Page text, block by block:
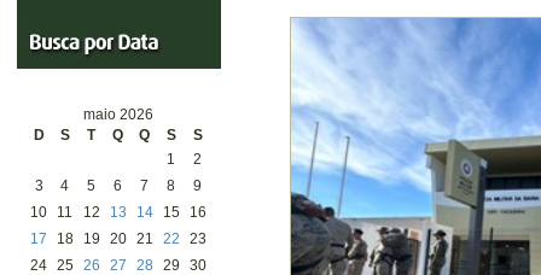
maio 2026
D
S T Q Q S S
1
2
3
4 5 6 7 8
9
10
11 12 13 14 15
16
17
18 19 20 21 22
23
24 25 26 27 28 29
30